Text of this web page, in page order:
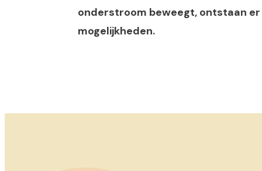
onderstroom beweegt, ontstaan er
mogelijkheden.